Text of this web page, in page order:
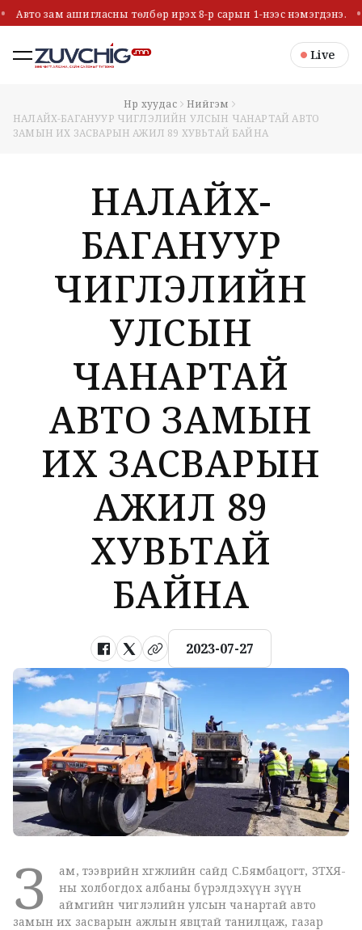
Авто зам ашигласны төлбөр ирэх 8-р сарын 1-нээс нэмэгдэнэ.
Live
Нүүр хуудас
Нийгэм
НАЛАЙХ-БАГАНУУР ЧИГЛЭЛИЙН УЛСЫН ЧАНАРТАЙ АВТО
ЗАМЫН ИХ ЗАСВАРЫН АЖИЛ 89 ХУВЬТАЙ БАЙНА
НАЛАЙХ-
БАГАНУУР
ЧИГЛЭЛИЙН
УЛСЫН
ЧАНАРТАЙ
АВТО ЗАМЫН
ИХ ЗАСВАРЫН
АЖИЛ 89
ХУВЬТАЙ
БАЙНА
2023-07-27
З
ам, тээврийн хөгжлийн сайд С.Бямбацогт, ЗТХЯ-
ны холбогдох албаны бүрэлдэхүүн зүүн
аймгийн чиглэлийн улсын чанартай авто
замын их засварын ажлын явцтай танилцаж, газар